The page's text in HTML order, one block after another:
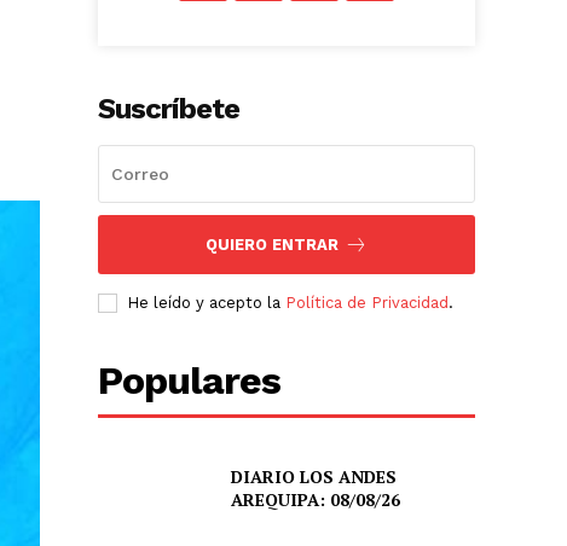
Suscríbete
QUIERO ENTRAR
He leído y acepto la Política de Privacidad .
Populares
DIARIO LOS ANDES
AREQUIPA: 08/08/26